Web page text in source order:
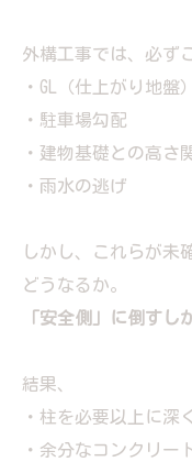
外構工事では、必ず
・GL（仕上がり地盤
・駐車場勾配
・建物基礎との高さ
・雨水の逃げ
しかし、これらが未
どうなるか。
「安全側」に倒すし
結果、
・柱を必要以上に深
・余分なコンクリー